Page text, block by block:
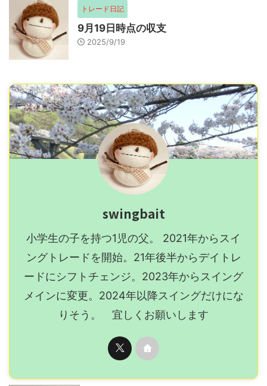
トレード日記
9月19日時点の収支
2025/9/19
swingbait
小学生の子を持つ1児の父。 2021年からスイ
ングトレードを開始。21年後半からデイトレ
ードにシフトチェンジ。2023年からスイング
メインに変更。2024年以降スイングだけにな
りそう。 宜しくお願いします